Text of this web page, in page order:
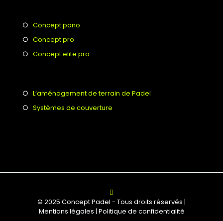
○ Concept pano
○ Concept pro
○ Concept elite pro
○ L’aménagement de terrain de Padel
○ Systèmes de couverture
© 2025 Concept Padel - Tous droits réservés |
Mentions légales | Politique de confidentialité